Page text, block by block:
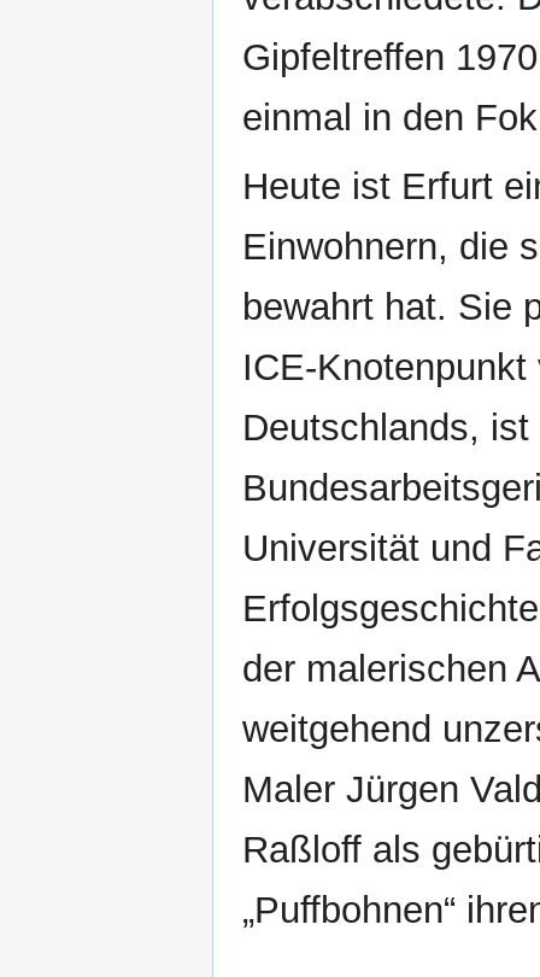
Gipfeltreffen
einmal in den
Heute ist Erfurt
Einwohnern, die
bewahrt hat. Sie
ICE-
Deutschlands,
Universität und
der malerischen
weitgehend
Maler Jürgen
Raßloff als
„Puffbohnen“